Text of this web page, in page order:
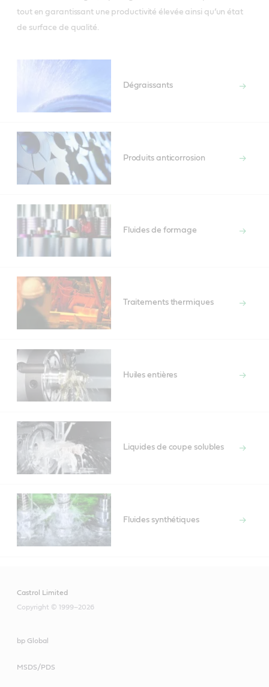
tout en garantissant une productivité élevée ainsi qu’un état
de surface de qualité.
Dégraissants
Produits anticorrosion
Fluides de formage
Traitements thermiques
Huiles entières
Liquides de coupe solubles
Fluides synthétiques
Castrol Limited
Copyright © 1999–2026
bp Global
MSDS/PDS